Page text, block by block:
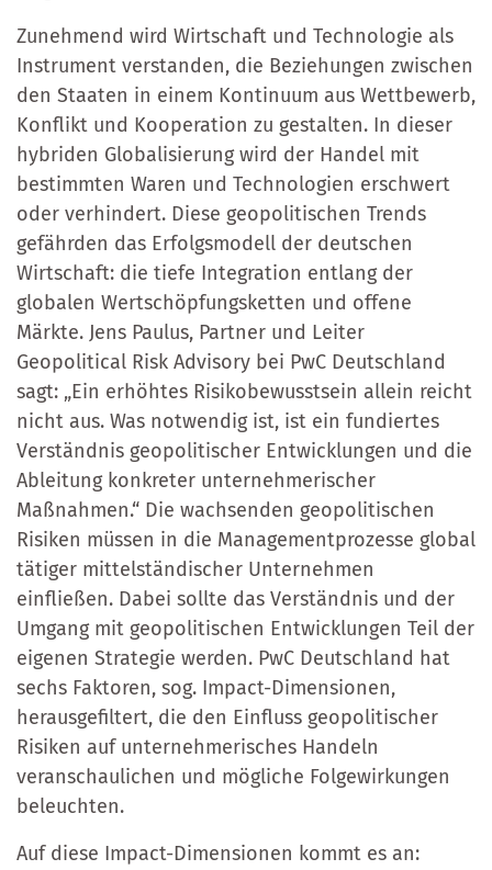
Zunehmend wird Wirtschaft und Technologie als
Instrument verstanden, die Beziehungen zwischen
den Staaten in einem Kontinuum aus Wettbewerb,
Konflikt und Kooperation zu gestalten. In dieser
hybriden Globalisierung wird der Handel mit
bestimmten Waren und Technologien erschwert
oder verhindert. Diese geopolitischen Trends
gefährden das Erfolgsmodell der deutschen
Wirtschaft: die tiefe Integration entlang der
globalen Wertschöpfungsketten und offene
Märkte. Jens Paulus, Partner und Leiter
Geopolitical Risk Advisory bei PwC Deutschland
sagt: „Ein erhöhtes Risikobewusstsein allein reicht
nicht aus. Was notwendig ist, ist ein fundiertes
Verständnis geopolitischer Entwicklungen und die
Ableitung konkreter unternehmerischer
Maßnahmen.“ Die wachsenden geopolitischen
Risiken müssen in die Managementprozesse global
tätiger mittelständischer Unternehmen
einfließen. Dabei sollte das Verständnis und der
Umgang mit geopolitischen Entwicklungen Teil der
eigenen Strategie werden. PwC Deutschland hat
sechs Faktoren, sog. Impact-Dimensionen,
herausgefiltert, die den Einfluss geopolitischer
Risiken auf unternehmerisches Handeln
veranschaulichen und mögliche Folgewirkungen
beleuchten.
Auf diese Impact-Dimensionen kommt es an: